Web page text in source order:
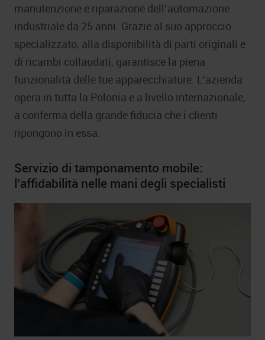
manutenzione e riparazione dell’automazione
industriale da 25 anni. Grazie al suo approccio
specializzato, alla disponibilità di parti originali e
di ricambi collaudati, garantisce la piena
funzionalità delle tue apparecchiature. L’azienda
opera in tutta la Polonia e a livello internazionale,
a conferma della grande fiducia che i clienti
ripongono in essa.
Servizio di tamponamento mobile:
l’affidabilità nelle mani degli specialisti